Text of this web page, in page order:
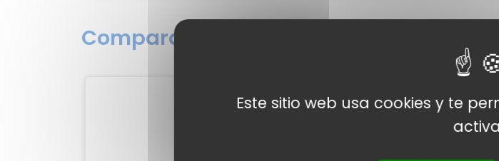
Comparativa de valoraciones de los
1
Este sitio web usa cookies y te